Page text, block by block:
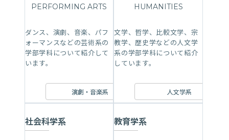
PERFORMING ARTS
ダンス、演劇、音楽、パフ
ォーマンスなどの芸術系の
学部学科について紹介して
います。
演劇・音楽系
HUMANITIES
文学、哲学、比較文学、宗
教学、歴史学などの人文学
系の学部学科について紹介
しています。
人文学系
社会科学系 教育学系